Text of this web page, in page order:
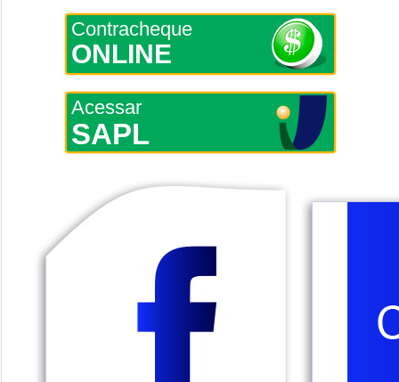
Contracheque
ONLINE
Acessar
SAPL